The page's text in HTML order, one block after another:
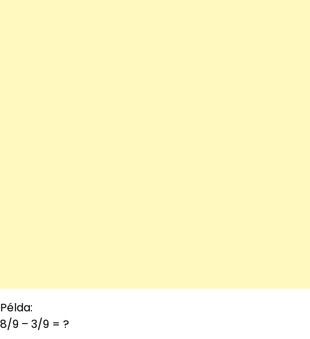
Példa:
8/9 – 3/9 = ?